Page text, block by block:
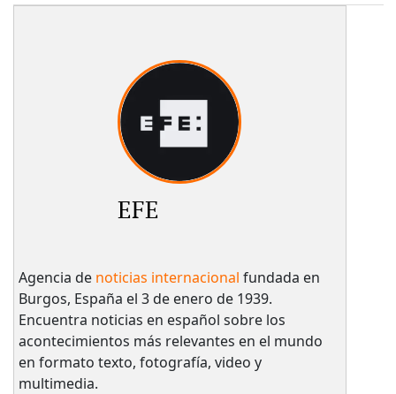
EFE
Agencia de noticias internacional fundada en
Burgos, España el 3 de enero de 1939.
Encuentra noticias en español sobre los
acontecimientos más relevantes en el mundo
en formato texto, fotografía, video y
multimedia.